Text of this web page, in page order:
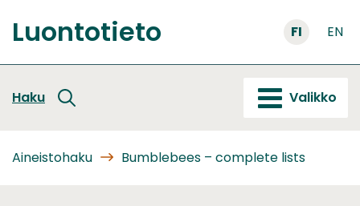
sisältöön
Etusivu
Luontotieto FI EN
Haku Valikko
Aineistohaku Bumblebees – complete lists